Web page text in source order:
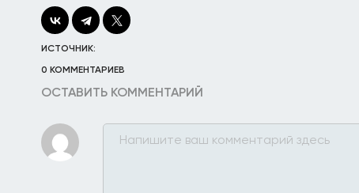
ИСТОЧНИК:
0 КОММЕНТАРИЕВ
ОСТАВИТЬ КОММЕНТАРИЙ